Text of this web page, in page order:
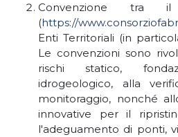
Convenzione tra il
(https://
Enti Territoriali (in
Le convenzioni sono
rischi statico,
idrogeologico, alla
monitoraggio, nonché
innovative per il
l'adeguamento di ponti,